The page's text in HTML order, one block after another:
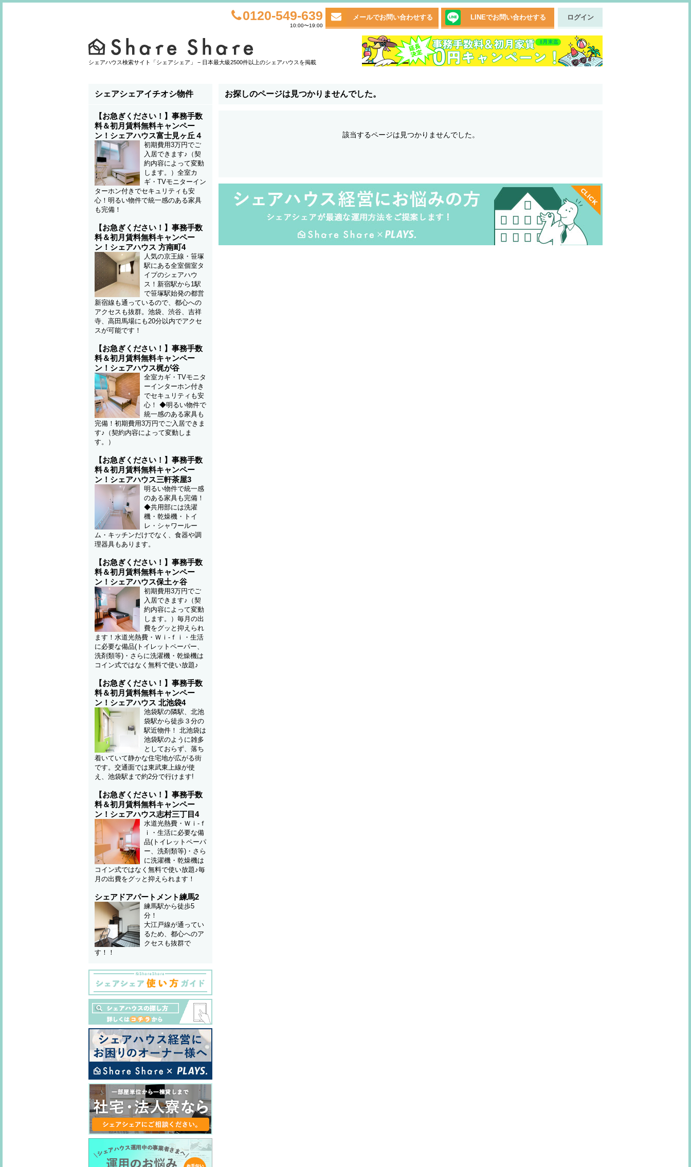
0120-549-639
10:00〜19:00
メールでお問い合わせする LINEでお問い合わせする ログイン
シェアハウス検索サイト「シェアシェア」 − 日本最大級2500件以上のシェアハウスを掲載
お探しのページは見つかりませんでした。
該当するページは見つかりませんでした。
シェアシェアイチオシ物件
【お急ぎください！】事務手数
料＆初月賃料無料キャンペー
ン！シェアハウス富士見ヶ丘４
初期費用3万円でご
入居できます♪（契
約内容によって変動
します。）全室カ
ギ・TVモニターイン
ターホン付きでセキュリティも安
心！明るい物件で統一感のある家具
も完備！
【お急ぎください！】事務手数
料＆初月賃料無料キャンペー
ン！シェアハウス 方南町4
人気の京王線・笹塚
駅にある全室個室タ
イプのシェアハウ
ス！新宿駅から1駅
で笹塚駅始発の都営
新宿線も通っているので、都心への
アクセスも抜群。池袋、渋谷、吉祥
寺、高田馬場にも20分以内でアクセ
スが可能です！
【お急ぎください！】事務手数
料＆初月賃料無料キャンペー
ン！シェアハウス梶が谷
全室カギ・TVモニタ
ーインターホン付き
でセキュリティも安
心！ ◆明るい物件で
統一感のある家具も
完備！初期費用3万円でご入居できま
す♪（契約内容によって変動しま
す。）
【お急ぎください！】事務手数
料＆初月賃料無料キャンペー
ン！シェアハウス三軒茶屋3
明るい物件で統一感
のある家具も完備！
◆共用部には洗濯
機・乾燥機・トイ
レ・シャワールー
ム・キッチンだけでなく、食器や調
理器具もあります。
【お急ぎください！】事務手数
料＆初月賃料無料キャンペー
ン！シェアハウス保土ヶ谷
初期費用3万円でご
入居できます♪（契
約内容によって変動
します。）毎月の出
費をグッと抑えられ
ます！水道光熱費・Ｗｉ-ｆｉ・生活
に必要な備品(トイレットペーパー、
洗剤類等)・さらに洗濯機・乾燥機は
コイン式ではなく無料で使い放題♪
【お急ぎください！】事務手数
料＆初月賃料無料キャンペー
ン！シェアハウス 北池袋4
池袋駅の隣駅、北池
袋駅から徒歩３分の
駅近物件！ 北池袋は
池袋駅のように雑多
としておらず、落ち
着いていて静かな住宅地が広がる街
です。交通面では東武東上線が使
え、池袋駅まで約2分で行けます!
【お急ぎください！】事務手数
料＆初月賃料無料キャンペー
ン！シェアハウス志村三丁目4
水道光熱費・Ｗｉ-ｆ
ｉ・生活に必要な備
品(トイレットペーパ
ー、洗剤類等)・さら
に洗濯機・乾燥機は
コイン式ではなく無料で使い放題♪毎
月の出費をグッと抑えられます！
シェアドアパートメント練馬2
練馬駅から徒歩5
分！
大江戸線が通ってい
るため、都心へのア
クセスも抜群で
す！！